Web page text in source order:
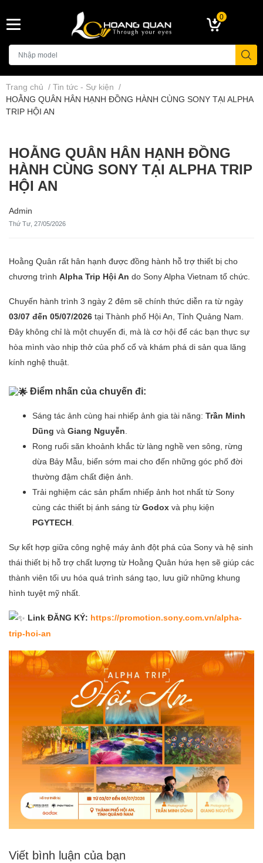
0
Trang chủ / Tin tức - Sự kiện /
HOẰNG QUÂN HÂN HẠNH ĐỒNG HÀNH CÙNG SONY TẠI ALPHA
TRIP HỘI AN
HOẰNG QUÂN HÂN HẠNH ĐỒNG
HÀNH CÙNG SONY TẠI ALPHA TRIP
HỘI AN
Admin
Thứ Tư, 27/05/2026
Hoằng Quân rất hân hạnh được đồng hành hỗ trợ thiết bị cho
chương trình Alpha Trip Hội An do Sony Alpha Vietnam tổ chức.
Chuyến hành trình 3 ngày 2 đêm sẽ chính thức diễn ra từ ngày
03/07 đến 05/07/2026 tại Thành phố Hội An, Tỉnh Quảng Nam.
Đây không chỉ là một chuyến đi, mà là cơ hội để các bạn thực sự
hòa mình vào nhịp thở của phố cổ và khám phá di sản qua lăng
kính nghệ thuật.
Điểm nhấn của chuyến đi:
Sáng tác ảnh cùng hai nhiếp ảnh gia tài năng: Trần Minh
Dũng và Giang Nguyễn
Rong ruổi săn khoảnh khắc từ làng nghề ven sông, rừng
dừa Bảy Mẫu, biển sớm mai cho đến những góc phố đời
thường đậm chất điện ảnh.
Trải nghiệm các sản phẩm nhiếp ảnh hot nhất từ Sony
cùng các thiết bị ánh sáng từ Godox và phụ kiện
PGYTECH
Sự kết hợp giữa công nghệ máy ảnh đột phá của Sony và hệ sinh
thái thiết bị hỗ trợ chất lượng từ Hoằng Quân hứa hẹn sẽ giúp các
thành viên tối ưu hóa quá trình sáng tạo, lưu giữ những khung
hình tuyệt mỹ nhất.
Link ĐĂNG KÝ: https://promotion.sony.com.vn/alpha-
trip-hoi-an
Viết bình luận của bạn